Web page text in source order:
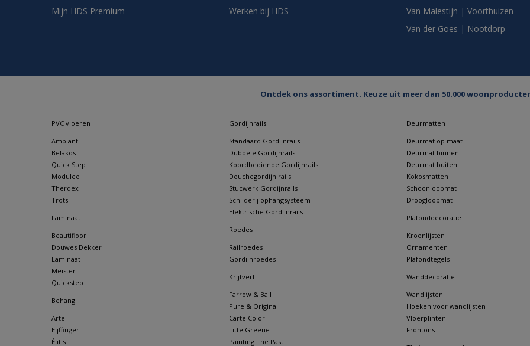
Mijn HDS Premium
Werken bij HDS
Van Malestijn | Voorthuizen
Van der Goes | Nootdorp
Ontdek ons assortiment. Keuze uit meer dan 50.000
PVC vloeren
Ambiant
Belakos
Quick Step
Moduleo
Therdex
Trots
Laminaat
Beautifloor
Douwes Dekker
Laminaat
Meister
Quickstep
Behang
Arte
Eijffinger
Élitis
Gordijnrails
Standaard Gordijnrails
Dubbele Gordijnrails
Koordbediende Gordijnrails
Douchegordijn rails
Stucwerk Gordijnrails
Schilderij ophangsysteem
Elektrische Gordijnrails
Roedes
Railroedes
Gordijnroedes
Krijtverf
Farrow & Ball
Pure & Original
Carte Colori
Litte Greene
Painting The Past
Deurmatten
Deurmat op maat
Deurmat binnen
Deurmat buiten
Kokosmatten
Schoonloopmat
Droogloopmat
Plafonddecoratie
Kroonlijsten
Ornamenten
Plafondtegels
Wanddecoratie
Wandlijsten
Hoeken voor wandlijsten
Vloerplinten
Frontons